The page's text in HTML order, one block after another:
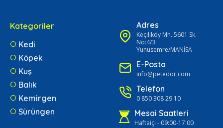
Kategoriler
Kedi
Köpek
Kuş
Balık
Kemirgen
Sürüngen
Adres
Keçiliköy Mh. 5601 Sk.
No:4/3
Yunusemre/MANİSA
E-Posta
info@petedor.com
Telefon
0 850 308 29 10
Mesai Saatleri
Haftaiçi - 09:00-17:00